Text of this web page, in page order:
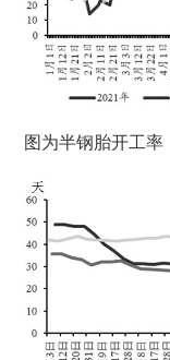
图为半钢胎开工率